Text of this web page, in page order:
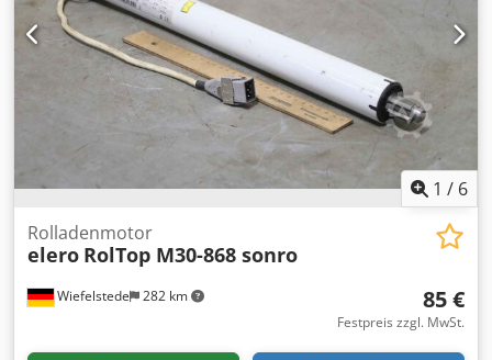
1 / 6
Wiefelstede 282 km
Rolladenmotor
elero RolTop M30-868 sonro
85 €
Festpreis zzgl. MwSt.